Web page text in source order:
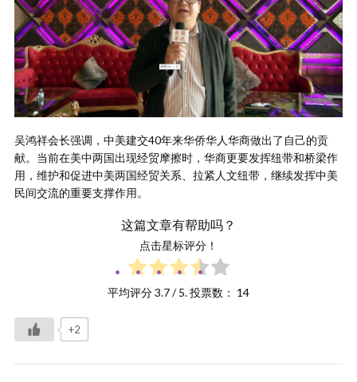
吴鸿祥会长强调，中美建交40年来华侨华人华商做出了自己的贡
献。当前在美中两国出现经贸摩擦时，华商更要发挥纽带和桥梁作
用，维护和促进中美两国经贸关系、拉紧人文纽带，继续发挥中美
民间交流的重要支撑作用。
这篇文章有帮助吗？
点击星标评分！
平均评分3.7/ 5. 投票数： 14
+2